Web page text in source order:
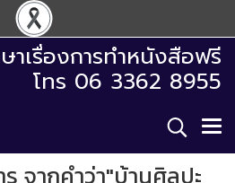
าเรื่องการทำหนังสือฟรี
โทร 06 3362 8955
จากคำว่า"บ้านศิลปะ